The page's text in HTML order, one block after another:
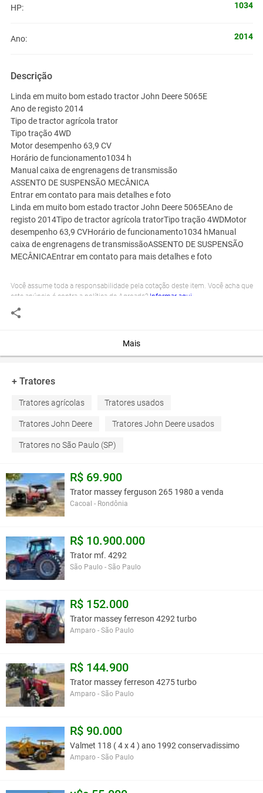
HP: 1034
Ano: 2014
Descrição
Linda em muito bom estado tractor John Deere 5065E
Ano de registo 2014
Tipo de tractor agrícola trator
Tipo tração 4WD
Motor desempenho 63,9 CV
Horário de funcionamento1034 h
Manual caixa de engrenagens de transmissão
ASSENTO DE SUSPENSÃO MECÂNICA
Entrar em contato para mais detalhes e foto
Linda em muito bom estado tractor John Deere 5065EAno de
registo 2014Tipo de tractor agrícola tratorTipo tração 4WDMotor
desempenho 63,9 CVHorário de funcionamento1034 hManual
caixa de engrenagens de transmissãoASSENTO DE SUSPENSÃO
MECÂNICAEntrar em contato para mais detalhes e foto
Você assume toda a responsabilidade pela cotação deste item. Você acha que
este anúncio é contra a política de Agroads? Informar aqui
Mais
+ Tratores
Tratores agrícolas Tratores usados
Tratores John Deere Tratores John Deere usados
Tratores no São Paulo (SP)
R$ 69.900
Trator massey ferguson 265 1980 a venda
Cacoal - Rondônia
R$ 10.900.000
Trator mf. 4292
São Paulo - São Paulo
R$ 152.000
Trator massey ferreson 4292 turbo
Amparo - São Paulo
R$ 144.900
Trator massey ferreson 4275 turbo
Amparo - São Paulo
R$ 90.000
Valmet 118 ( 4 x 4 ) ano 1992 conservadissimo
Amparo - São Paulo